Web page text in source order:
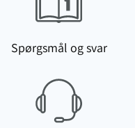
Spørgsmål og svar